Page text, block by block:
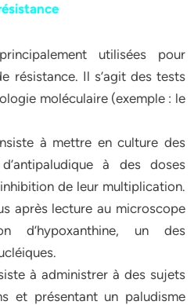
utilisées pour
résistance. Il s’agit des tests
moléculaire (exemple : le
à mettre en culture des
à des doses
de leur multiplication.
après lecture au microscope
d’hypoxanthine, un des
à administrer à des sujets
et présentant un paludisme